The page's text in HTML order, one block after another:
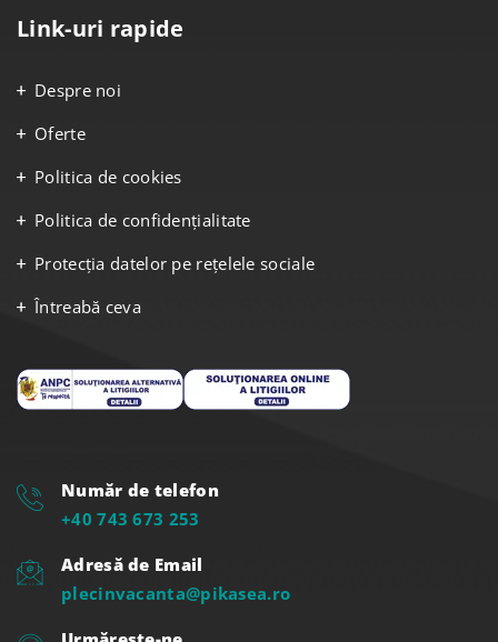
Link-uri rapide
Despre noi
Oferte
Politica de cookies
Politica de confidențialitate
Protecția datelor pe rețelele sociale
Întreabă ceva
Număr de telefon
+40 743 673 253
Adresă de Email
plecinvacanta@pikasea.ro